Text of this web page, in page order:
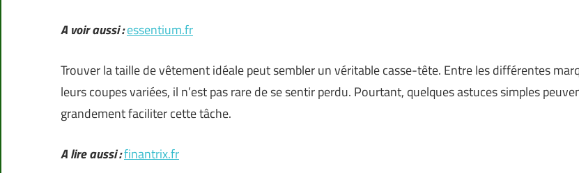
A voir aussi :essentium.fr
Trouver la taille de vêtement idéale peut sembler un véritable casse-tête. Entre les différentes
leurs coupes variées, il n’est pas rare de se sentir perdu. Pourtant, quelques astuces simples
grandement faciliter cette tâche.
A lire aussi :finantrix.fr